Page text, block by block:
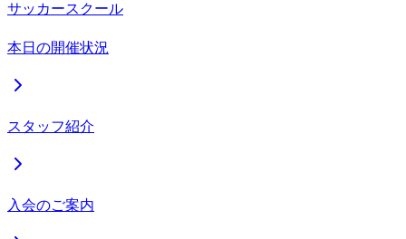
サッカースクール
本日の開催状況
スタッフ紹介
入会のご案内